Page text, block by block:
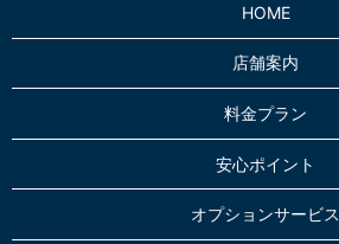
HOME
店舗案内
料金プラン
安心ポイント
オプションサービス